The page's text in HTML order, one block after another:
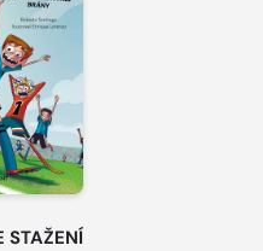
STAŽENÍ